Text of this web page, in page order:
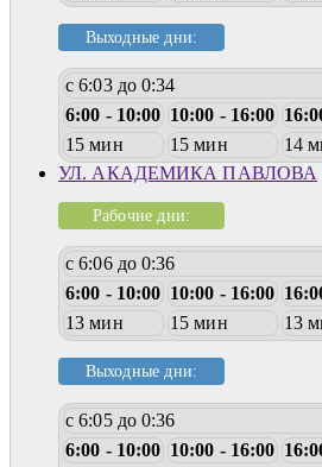
Выходные дни:
с 6:03 до 0:34
6:00 - 10:00 10:00 - 16:00
15 мин
15 мин 14
УЛ. АКАДЕМИКА ПАВЛОВА
Рабочие дни:
с 6:06 до 0:36
6:00 - 10:00 10:00 - 16:00
13 мин
15 мин 13
Выходные дни:
с 6:05 до 0:36
6:00 - 10:00 10:00 - 16:00